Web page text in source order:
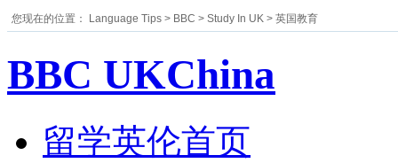
您现在的位置： Language Tips > BBC > Study In UK > 英国教育
BBC UKChina
留学英伦首页